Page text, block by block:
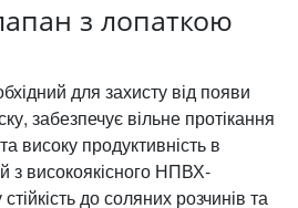
з лопаткою
для захисту від появи
забезпечує вільне протікання
високу продуктивність в
з високоякісного НПВХ-
до соляних розчинів та